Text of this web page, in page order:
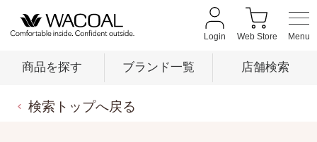
Login Web Store
商品を探す ブランド一覧 店舗検索
検索トップへ戻る